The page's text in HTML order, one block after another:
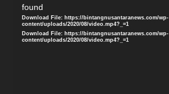
Player
found
Download File: https://bintangnusantaranews.com/wp-
content/uploads/2020/08/video.mp4?_=1
Download File: https://bintangnusantaranews.com/wp-
content/uploads/2020/08/video.mp4?_=1